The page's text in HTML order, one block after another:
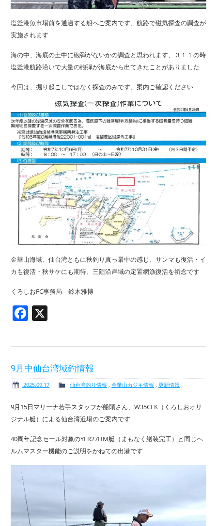
塩釜港魚市場前を通過する船へご案内です、航路で磁気探査の調査が
実施されます
海の中、海底の土中に砲弾がないかの調査と思われます、３１１の時
塩釜港航路沿いで大量の砲弾が海底から出てきたことがありました
今回は、掘り起こしではなく探査のみです、案内ご確認ください
金華山海域、仙台湾ともに秋釣り真っ最中の感じ、サンマも復活・イ
カも復活・秋サケにも期待、三陸沿岸域の定置網漁復活を祈念です
くろしおFC事務局 鈴木雅博
Facebook
9月中仙台湾域釣情報
2025.09.17 仙台湾釣り情報 ,金華山カジキ情報 ,更新情報
9月15日マリーナ若手スタッフが船頭さん、W35CFK（くろしおオリ
ジナル艇）による仙台湾近場のご案内です
40周年記念セール対象のYFR27HM艇（まもなく艤装完工）と同じヘ
ルムマスター機能のご説明をかねての出港です